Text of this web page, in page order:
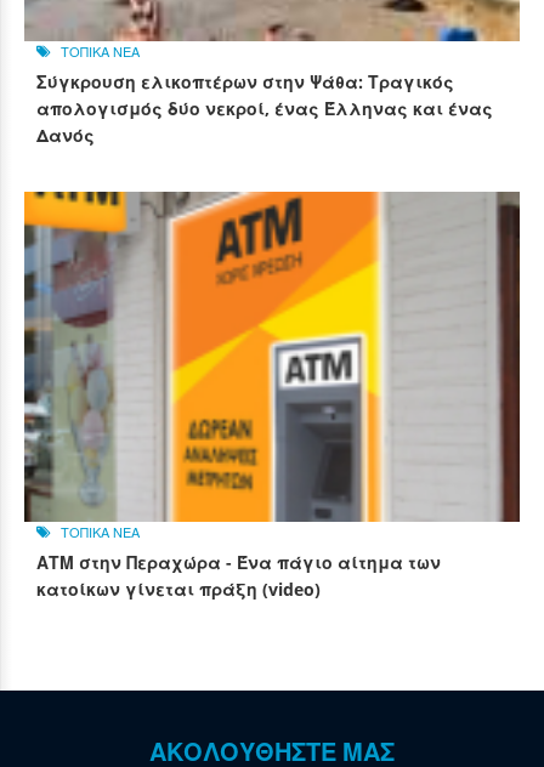
ΤΟΠΙΚΑ ΝΕΑ
Σύγκρουση ελικοπτέρων στην Ψάθα: Τραγικός
απολογισμός δύο νεκροί, ένας Έλληνας και ένας
Δανός
ΤΟΠΙΚΑ ΝΕΑ
ΑΤΜ στην Περαχώρα - Ένα πάγιο αίτημα των
κατοίκων γίνεται πράξη (video)
ΑΚΟΛΟΥΘΗΣΤΕ ΜΑΣ